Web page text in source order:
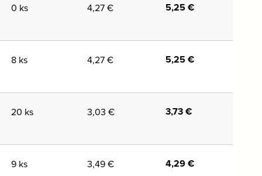
0 ks 4,27€ 5,25€
8 ks 4,27€ 5,25€
20 ks 3,03 € 3,73€
9 ks 3,49€ 4,29€